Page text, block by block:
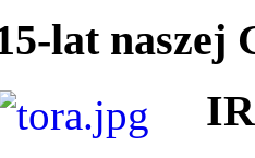
lat naszej